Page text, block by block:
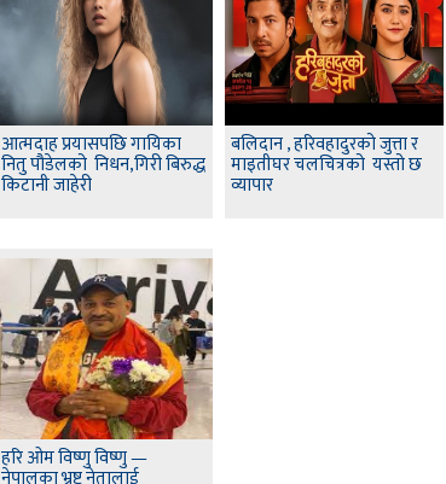
आत्मदाह प्रयासपछि गायिका
नितु पौडेलको निधन,गिरी बिरुद्ध
किटानी जाहेरी
बलिदान , हरिवहादुरको जुत्ता र
माइतीघर चलचित्रको यस्तो छ
व्यापार
हरि ओम विष्णु विष्णु —